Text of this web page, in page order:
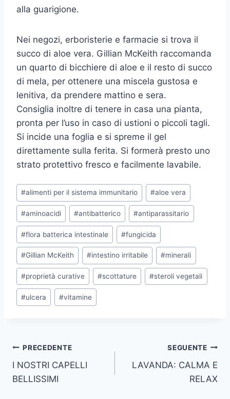
alla guarigione.
Nei negozi, erboristerie e farmacie si trova il
succo di aloe vera. Gillian McKeith raccomanda
un quarto di bicchiere di aloe e il resto di succo
di mela, per ottenere una miscela gustosa e
lenitiva, da prendere mattino e sera.
Consiglia inoltre di tenere in casa una pianta,
pronta per l’uso in caso di ustioni o piccoli tagli.
Si incide una foglia e si spreme il gel
direttamente sulla ferita. Si formerà presto uno
strato protettivo fresco e facilmente lavabile.
Tag
articolo:
#alimenti per il sistema immunitario #aloe vera
#aminoacidi #antibatterico #antiparassitario
#flora batterica intestinale #fungicida
#Gillian McKeith #intestino irritabile #minerali
#proprietà curative #scottature #steroli vegetali
#ulcera #vitamine
Navigazione
articoli
PRECEDENTE
I NOSTRI CAPELLI
BELLISSIMI
SEGUENTE
LAVANDA: CALMA E
RELAX